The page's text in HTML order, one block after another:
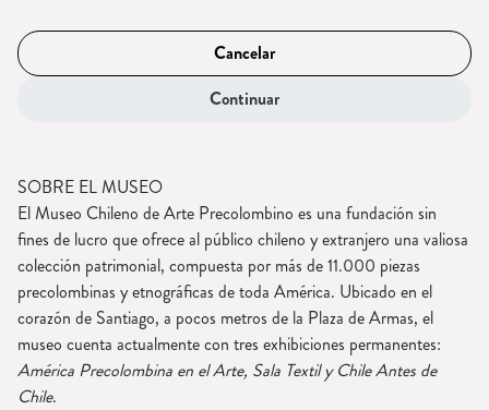
Cancelar
Continuar
SOBRE EL MUSEO
El Museo Chileno de Arte Precolombino es una fundación sin
fines de lucro que ofrece al público chileno y extranjero una valiosa
colección patrimonial, compuesta por más de 11.000 piezas
precolombinas y etnográficas de toda América. Ubicado en el
corazón de Santiago, a pocos metros de la Plaza de Armas, el
museo cuenta actualmente con tres exhibiciones permanentes:
América Precolombina en el Arte, Sala Textil y Chile Antes de
Chile.